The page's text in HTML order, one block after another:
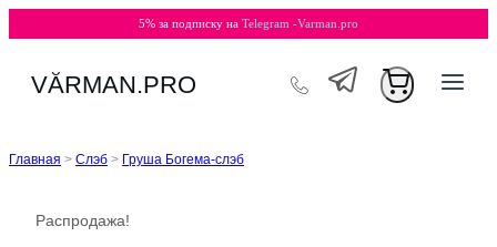
5% за подписку на Telegram -Varman.pro
VӐRMAN.PRO
Главная > Слэб > Груша Богема-слэб
Распродажа!